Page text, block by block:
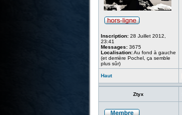
Inscription:28 Juillet 2012,
23:41
Messages:3675
Localisation:Au fond à gauche
(et derrière Pochel, ça semble
plus sûr)
Haut
Ztyx